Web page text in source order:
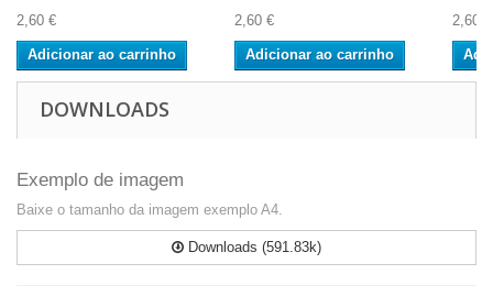
2,60 €
Adicionar ao carrinho
2,60 €
Adicionar ao carrinho
2,60 €
DOWNLOADS
Exemplo de imagem
Baixe o tamanho da imagem exemplo A4.
Downloads (591.83k)